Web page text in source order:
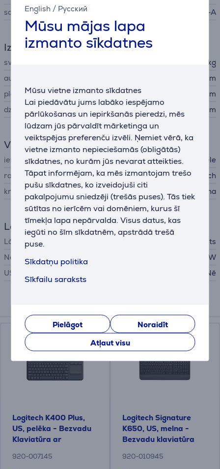
English / Русский
Mūsu mājas lapa
izmanto sīkdatnes
Mūsu vietne izmanto sīkdatnes
Lai piedāvātu jums labāko iespējamo
pārlūkošanas un iepirkšanās pieredzi, mēs
lūdzam jūs pārvaldīt mārketinga un
veiktspējas preferenču izvēli. Ņemiet vērā, ka
vietne izmanto nepieciešamās (obligātās)
sīkdatnes, no kurām jūs nevarat atteikties.
Tāpat informējam, ka mēs izmantojam trešo
pušu sīkdatnes, ko izveidojuši citi
pakalpojumu sniedzēji (trešās puses). Tās tiek
sūtītas no ierīcēm vai domēniem, kurus šī
tīmekļa lapa nepārvalda. Visus datus, kas
iegūti no šīm sīkdatnēm, apstrādā trešā
puse.
Sīkdatņu politika
Sīkfailu saraksts
Pielāgot
Noraidīt
Atļaut visu
savienojuma veids
USB-A
Izmēri
svars
0,106 kg
augstums
4,11 cm
platums
7,92 cm
dziļums
13,14 cm
Vispārējais parametrs
ierīces veids
bezvadu pele
ražotājs
Logitech
krāsa
melna
Lādētājs
Lādētājs
nav iekļauts
Nepieciešamā lādētāja jauda
2,5 W
USB PD
Nē
Logitech K400 Plus,
US, pelēka - Bezvadu
Klaviatūra ar
920-007145
Logitech Signature
K650, US, melna -
Bezvadu klaviatūra
920-010945